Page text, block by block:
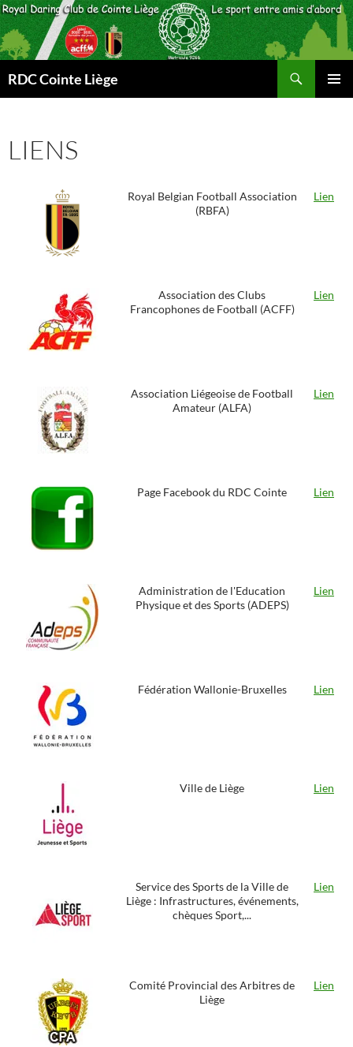
Aller
au
contenu
RDC Cointe Liège
LIENS
Royal Belgian Football Association
(RBFA)
Lien
Association des Clubs
Francophones de Football (ACFF)
Lien
Association Liégeoise de Football
Amateur (ALFA)
Lien
Page Facebook du RDC Cointe Lien
Administration de l'Education
Physique et des Sports (ADEPS)
Lien
Fédération Wallonie-Bruxelles Lien
Ville de Liège Lien
Service des Sports de la Ville de
Liège : Infrastructures, événements,
chèques Sport,...
Lien
Comité Provincial des Arbitres de
Liège
Lien